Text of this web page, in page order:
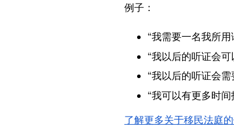
例子：
“我需要一名我所
“我以后的听证会
“我以后的听证会
“我可以有更多时
了解更多关于移民法庭